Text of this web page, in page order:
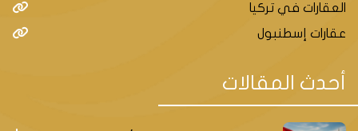
العقارات في تركيا
عقارات إسطنبول
أحدث المقالات